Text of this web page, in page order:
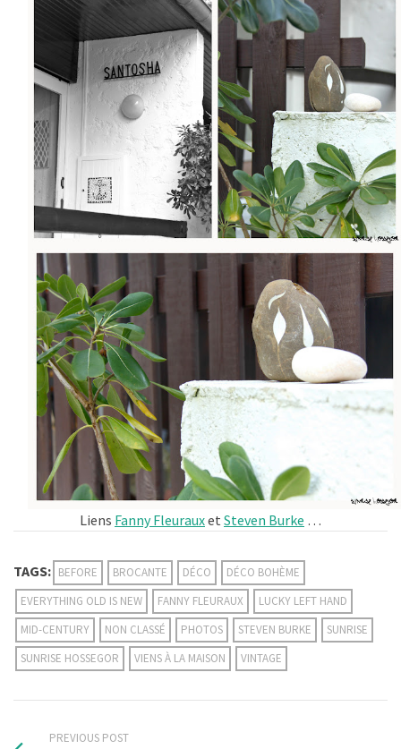
Liens Fanny Fleurauxet Steven Burke …
TAGS: BEFORE BROCANTE DÉCO
DÉCO BOHÈME
EVERYTHING OLD IS NEW
FANNY FLEURAUX
LUCKY LEFT HAND
MID-CENTURY
NON CLASSÉ PHOTOS STEVEN BURKE
SUNRISE
SUNRISE HOSSEGOR
VIENS À LA MAISON VINTAGE
PREVIOUS POST